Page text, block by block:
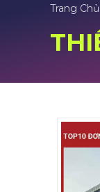
Trang Chủ